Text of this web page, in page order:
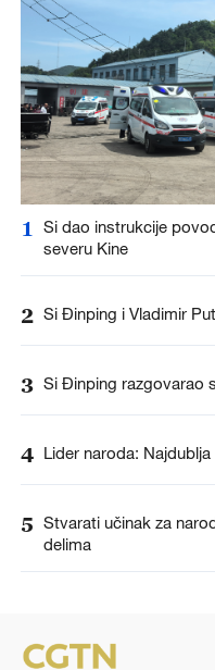
1
Si dao instrukcije
severu Kine
2 Si Đinping i Vladimir
3 Si Đinping razgovarao
4 Lider naroda: Najdublja
5 Stvarati učinak za
delima